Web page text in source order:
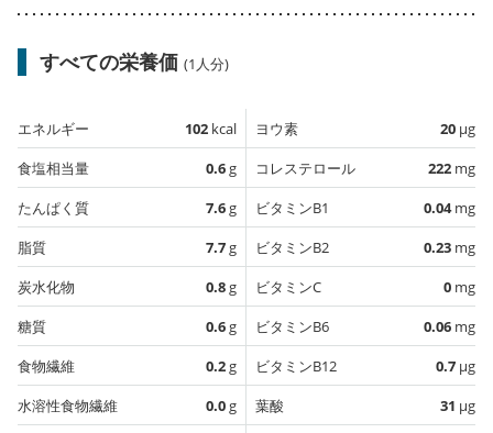
すべての栄養価 (1人分)
エネルギー 102 kcal
食塩相当量
0.6g
たんぱく質
7.6g
脂質
7.7g
炭水化物
0.8g
糖質
0.6g
食物繊維
0.2g
水溶性食物繊維
0.0g
ヨウ素 20 µg
コレステロール
222 mg
ビタミンB1
0.04mg
ビタミンB2
0.23 mg
ビタミンC
0 mg
ビタミンB6
0.06 mg
ビタミンB12
0.7 µg
葉酸
31 µg